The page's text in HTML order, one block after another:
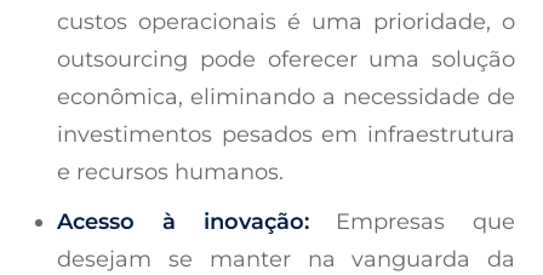
custos operacionais é uma prioridade, o
outsourcing pode oferecer uma solução
econômica, eliminando a necessidade de
investimentos pesados em infraestrutura
e recursos humanos.
Acesso à inovação:Empresas que
desejam se manter na vanguarda da